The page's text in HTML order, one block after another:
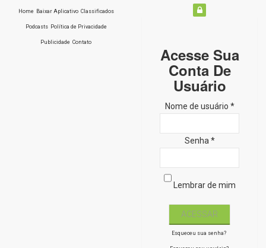
Home Baixar Aplicativo Classificados
Podcasts Política de Privacidade
Publicidade Contato
Acesse Sua
Conta De
Usuário
Nome de usuário *
Senha *
Lembrar de mim
Esqueceu sua senha?